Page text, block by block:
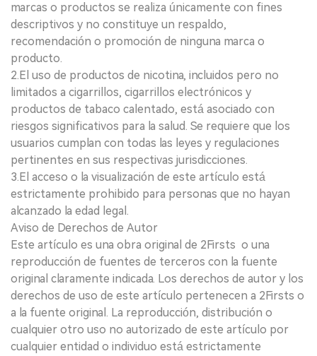
marcas o productos se realiza únicamente con fines
descriptivos y no constituye un respaldo,
recomendación o promoción de ninguna marca o
producto.
2.El uso de productos de nicotina, incluidos pero no
limitados a cigarrillos, cigarrillos electrónicos y
productos de tabaco calentado, está asociado con
riesgos significativos para la salud. Se requiere que los
usuarios cumplan con todas las leyes y regulaciones
pertinentes en sus respectivas jurisdicciones.
3.El acceso o la visualización de este artículo está
estrictamente prohibido para personas que no hayan
alcanzado la edad legal.
Aviso de Derechos de Autor
Este artículo es una obra original de 2Firsts o una
reproducción de fuentes de terceros con la fuente
original claramente indicada. Los derechos de autor y los
derechos de uso de este artículo pertenecen a 2Firsts o
a la fuente original. La reproducción, distribución o
cualquier otro uso no autorizado de este artículo por
cualquier entidad o individuo está estrictamente